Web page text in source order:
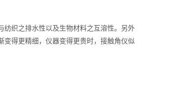
织之排水性以及生物材料之互溶性。另外
得更精细，仪器变得更贵时，接触角仪似